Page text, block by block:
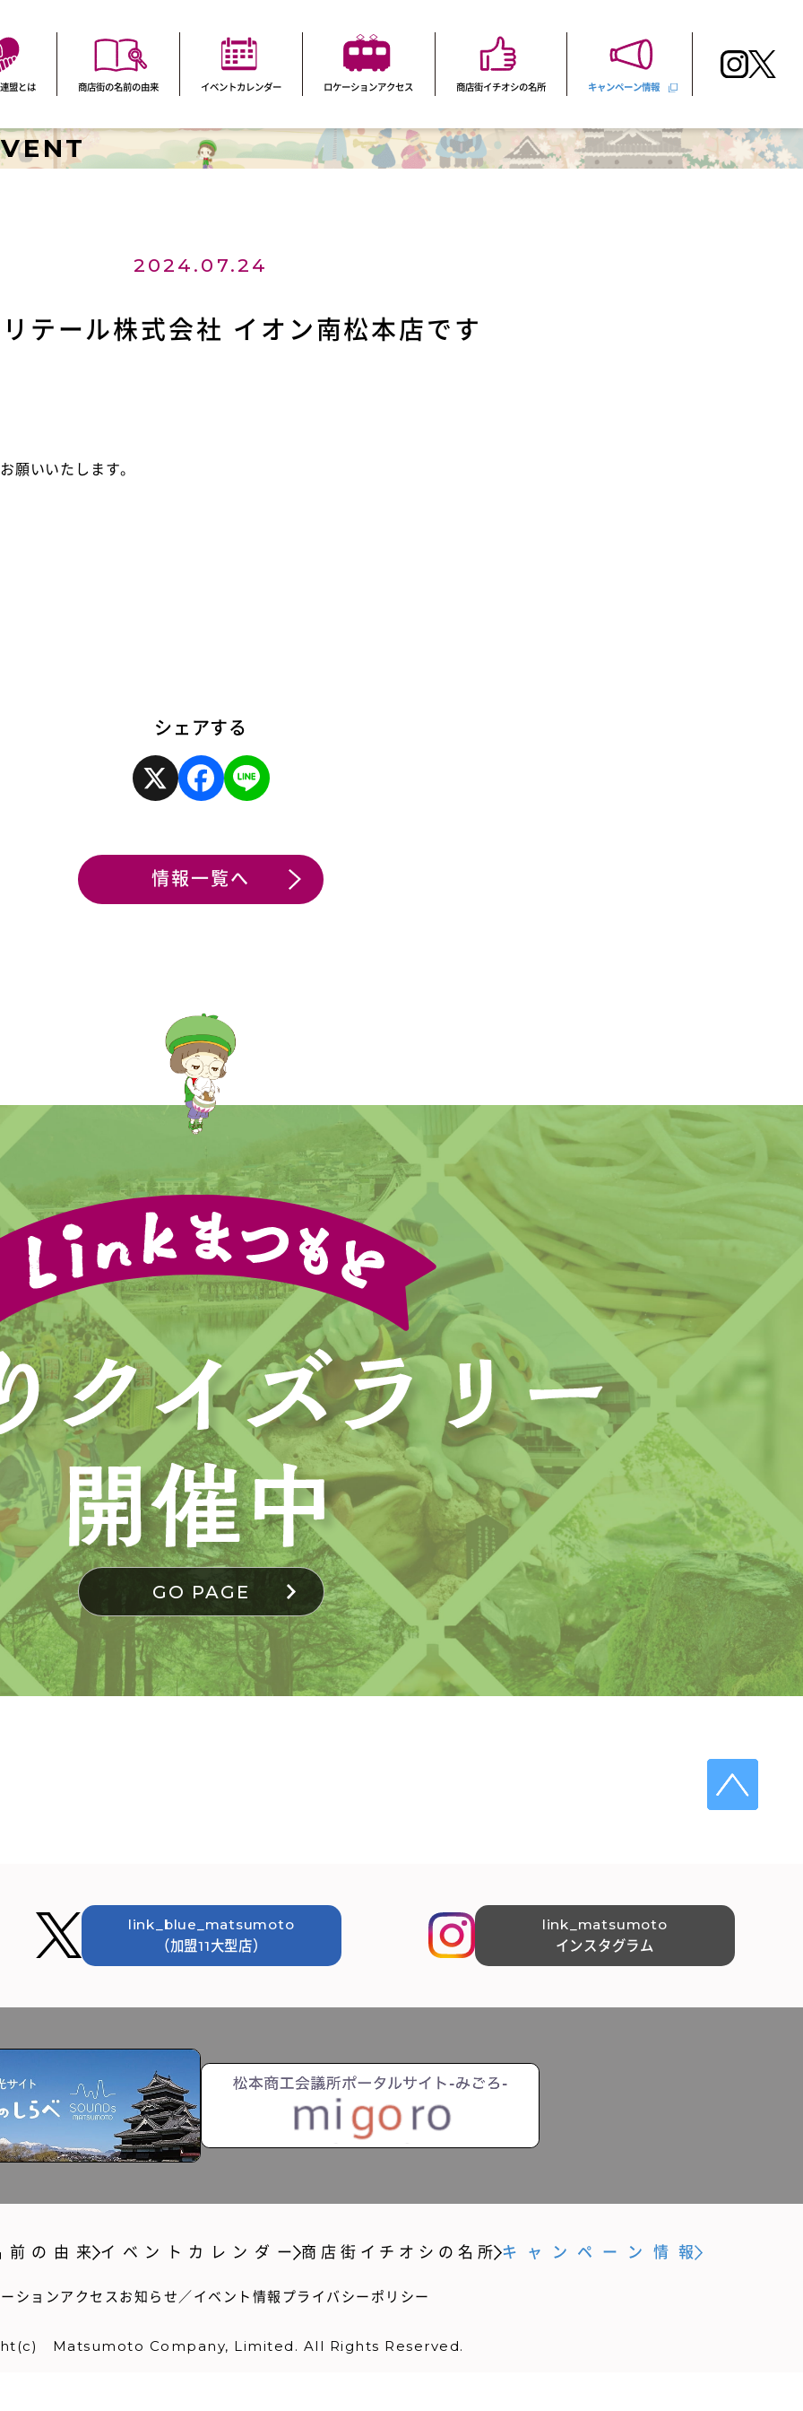
盟とは 商店街の名前の由来 イベントカレンダー ロケーションアクセス 商店街イチオシの名所 キャンペーン情報
2024.07.24
テール株式会社 イオン南松本店です
願いいたします。
シェアする
X
F
a
c
i
情報一覧へ
GO PAGE
link_blue_matsumoto
（加盟11大型店）
link_matsumoto
インスタグラム
前の由来 イベントカレンダー 商店街イチオシの名所 キャンペーン情報
ションアクセスお知らせ／イベント情報 プライバシーポリシー
Matsumoto Company, Limited. All Rights Reserved.